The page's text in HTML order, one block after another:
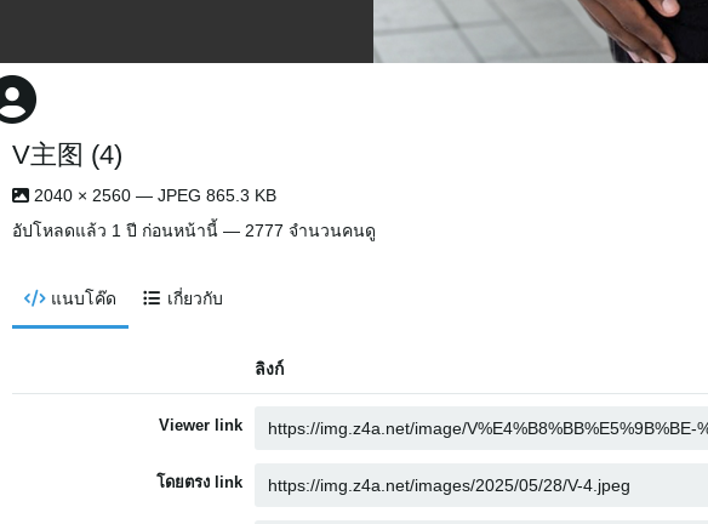
V主图 (4)
2040 × 2560 — JPEG 865.3 KB
อัปโหลดแล้ว 1 ปี ก่อนหน้านี้ — 2777 จำนวนคนดู
แนบโค๊ด เกี่ยวกับ
ลิงก์
Viewer link
โดยตรง link